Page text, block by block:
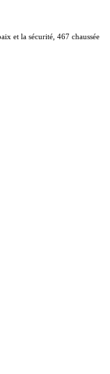
et la sécurité, 467 chaussée